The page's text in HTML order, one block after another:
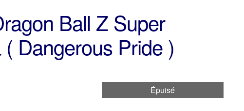
Ball Z Super
Dangerous Pride )
Épuisé